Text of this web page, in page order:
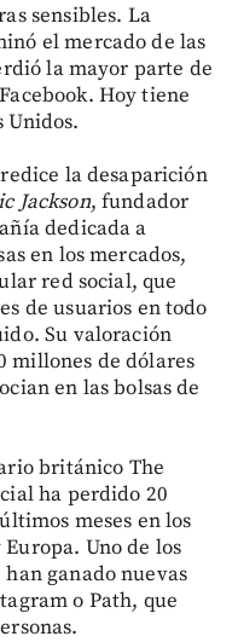
sensibles. La
el mercado de las
la mayor parte de
Hoy tiene
Unidos.
la desaparición
Jackson, fundador
dedicada a
en los mercados,
red social, que
de usuarios en todo
Su valoración
millones de dólares
en las bolsas de
británico The
ha perdido 20
meses en los
Uno de los
ganado nuevas
o Path, que